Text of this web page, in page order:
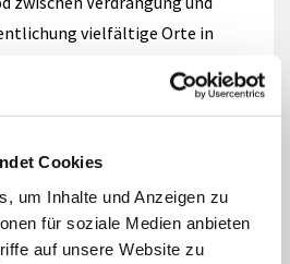
Cookies
um Inhalte und Anzeigen zu
für soziale Medien anbieten
auf unsere Website zu
vielfältige Orte in
auch der Tod uns nicht von
kann, zu trösten. Wir
Rituale, die helfen,
zu bestehen. Bilder und